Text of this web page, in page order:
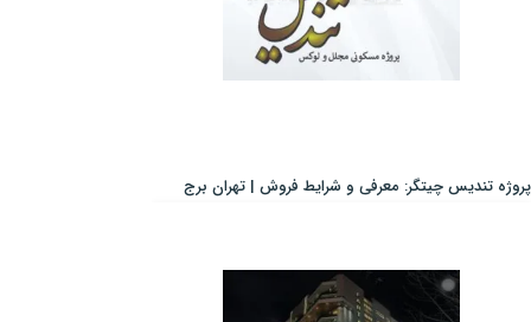
پروژه تندیس چیتگر: معرفی و شرایط فروش | تهران برج